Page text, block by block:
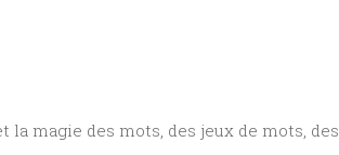
la magie des mots, des jeux de mots, des